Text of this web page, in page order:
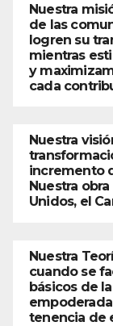
Nuestra
de las
logren su
mientras
y
cada
Nuestra
incremento
Nuestra
Unidos, el
Nuestra
cuando se
básicos de
tenencia de